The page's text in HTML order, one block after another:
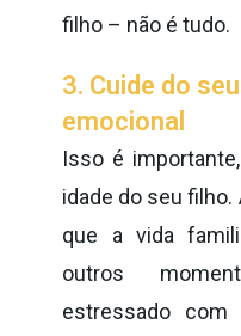
filho – não é tudo.
3. Cuide do
emocional
Isso é
idade do seu
que a vida
outros
estressado com